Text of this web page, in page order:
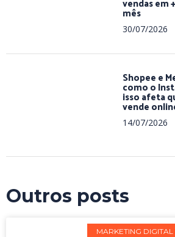
mês
30/07/2026
Shopee e
como o
isso afeta
vende
14/07/2026
Outros posts
MARKETING